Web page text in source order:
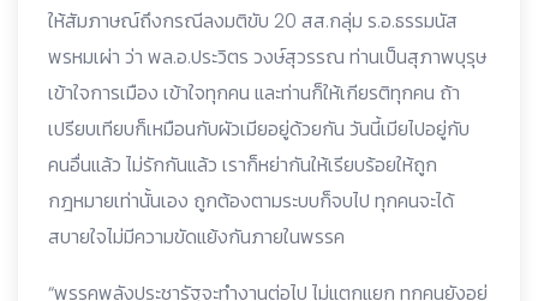
ให้สัมภาษณ์ถึงกรณีลงมติขับ 20 สส.กลุ่ม ร.อ.ธรรมนัส
พรหมเผ่า ว่า พล.อ.ประวิตร วงษ์สุวรรณ ท่านเป็นสุภาพบุรุษ
เข้าใจการเมือง เข้าใจทุกคน และท่านก็ให้เกียรติทุกคน ถ้า
เปรียบเทียบก็เหมือนกับผัวเมียอยู่ด้วยกัน วันนี้เมียไปอยู่กับ
คนอื่นแล้ว ไม่รักกันแล้ว เราก็หย่ากันให้เรียบร้อยให้ถูก
กฎหมายเท่านั้นเอง ถูกต้องตามระบบก็จบไป ทุกคนจะได้
สบายใจไม่มีความขัดแย้งกันภายในพรรค
“พรรคพลังประชารัฐจะทำงานต่อไป ไม่แตกแยก ทุกคนยังอยู่